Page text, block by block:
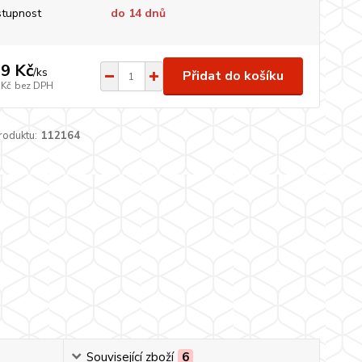
do 14 dnů
Kč/ks
bez DPH
Přidat do košíku
112164
Související zboží 6